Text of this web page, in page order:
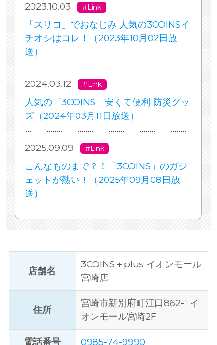
2023.10.03 #Link
「スリコ」でおなじみ 人気の3COINSイ
チオシはコレ！（2023年10月02日放
送）
2024.03.12 #Link
人気の「3COINS」安くて便利 防災グッ
ズ（2024年03月11日放送）
2025.09.09 #Link
こんなものまで？！「3COINS」のガジ
ェットが熱い！（2025年09月08日放
送）
店舗名
3COINS＋plus イオンモール
宮崎店
住所
宮崎市新別府町江口862-1 イ
オンモール宮崎2F
電話番号 0985-74-9990